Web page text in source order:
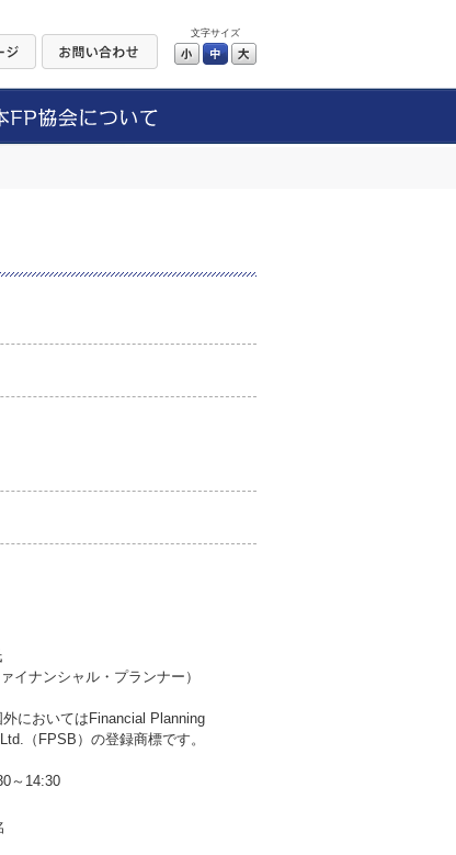
文字サイズ
小 中
イナンシャル・プランナー）
においてはFinancial Planning
（FPSB）の登録商標です。
～14:30